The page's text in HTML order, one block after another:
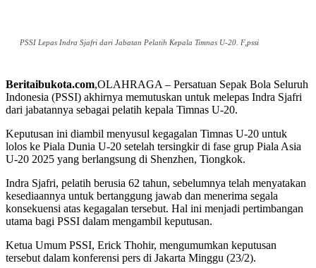
PSSI Lepas Indra Sjafri dari Jabatan Pelatih Kepala Timnas U-20. F,pssi
Beritaibukota.com,OLAHRAGA – Persatuan Sepak Bola Seluruh
Indonesia (PSSI) akhirnya memutuskan untuk melepas Indra Sjafri
dari jabatannya sebagai pelatih kepala Timnas U-20.
Keputusan ini diambil menyusul kegagalan Timnas U-20 untuk
lolos ke Piala Dunia U-20 setelah tersingkir di fase grup Piala Asia
U-20 2025 yang berlangsung di Shenzhen, Tiongkok.
Indra Sjafri, pelatih berusia 62 tahun, sebelumnya telah menyatakan
kesediaannya untuk bertanggung jawab dan menerima segala
konsekuensi atas kegagalan tersebut. Hal ini menjadi pertimbangan
utama bagi PSSI dalam mengambil keputusan.
Ketua Umum PSSI, Erick Thohir, mengumumkan keputusan
tersebut dalam konferensi pers di Jakarta Minggu (23/2).